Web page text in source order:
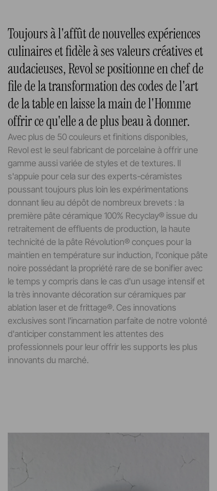
Toujours à l'affût de nouvelles expériences
culinaires et fidèle à ses valeurs créatives et
audacieuses, Revol se positionne en chef de
file de la transformation des codes de l'art
de la table en laisse la main de l'Homme
offrir ce qu'elle a de plus beau à donner.
Avec plus de 50 couleurs et finitions disponibles,
Revol est le seul fabricant de porcelaine à offrir une
gamme aussi variée de styles et de textures. Il
s'appuie pour cela sur des experts-céramistes
poussant toujours plus loin les expérimentations
donnant lieu au dépôt de nombreux brevets : la
première pâte céramique 100% Recyclay® issue du
retraitement de effluents de production, la haute
technicité de la pâte Révolution® conçues pour la
maintien en température sur induction, l'conique pâte
noire possédant la propriété rare de se bonifier avec
le temps y compris dans le cas d'un usage intensif et
la très innovante décoration sur céramiques par
ablation laser et de frittage®. Ces innovations
exclusives sont l'incarnation parfaite de notre volonté
d'anticiper constamment les attentes des
professionnels pour leur offrir les supports les plus
innovants du marché.